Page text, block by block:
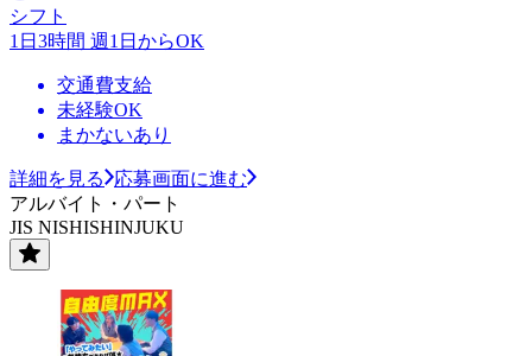
シフト
1日3時間 週1日からOK
交通費支給
未経験OK
まかないあり
詳細を見る
応募画面に進む
アルバイト・パート
JIS NISHISHINJUKU